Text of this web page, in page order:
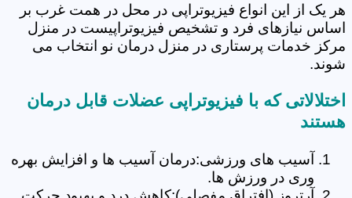
هر یک از این انواع فیزیوتراپی در محل در همت غرب بر
اساس نیازهای فرد و تشخیص فیزیوتراپیست در منزل
مرکز خدمات پرستاری در منزل درمان نو انتخاب می
شوند.
اختلالاتی که با فیزیوتراپی عضلات قابل درمان
هستند
آسیب های ورزشی:درمان آسیب ها و افزایش بهره
وری در ورزش ها.